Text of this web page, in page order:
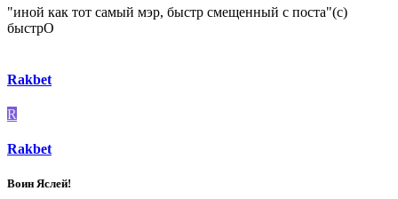
"иной как тот самый мэр, быстр смещенный с поста"(с)
быстрО
Rakbet
R
Rakbet
Воин Яслей!